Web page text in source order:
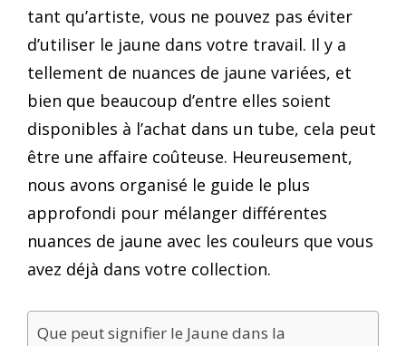
tant qu’artiste, vous ne pouvez pas éviter
d’utiliser le jaune dans votre travail. Il y a
tellement de nuances de jaune variées, et
bien que beaucoup d’entre elles soient
disponibles à l’achat dans un tube, cela peut
être une affaire coûteuse. Heureusement,
nous avons organisé le guide le plus
approfondi pour mélanger différentes
nuances de jaune avec les couleurs que vous
avez déjà dans votre collection.
Que peut signifier le Jaune dans la